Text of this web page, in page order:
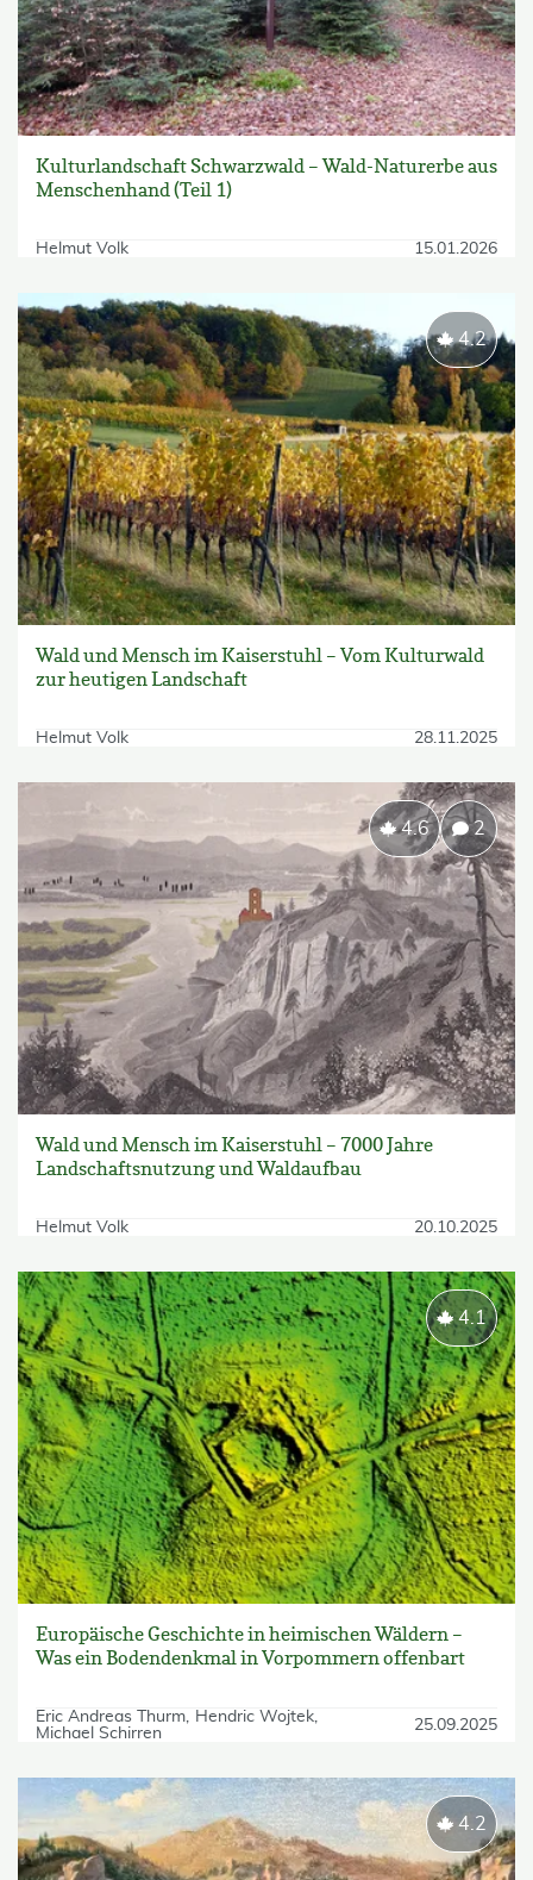
Kulturlandschaft Schwarzwald – Wald-Naturerbe aus
Menschenhand (Teil 1)
Helmut Volk 15.01.2026
Wald und Mensch im Kaiserstuhl – Vom Kulturwald
zur heutigen Landschaft
Helmut Volk 28.11.2025
4.2
Wald und Mensch im Kaiserstuhl – 7000 Jahre
Landschaftsnutzung und Waldaufbau
Helmut Volk 20.10.2025
4.6 2
Europäische Geschichte in heimischen Wäldern –
Was ein Bodendenkmal in Vorpommern offenbart
Eric Andreas Thurm
Hendric Wojtek
Michael Schirren
25.09.2025
4.1
4.2